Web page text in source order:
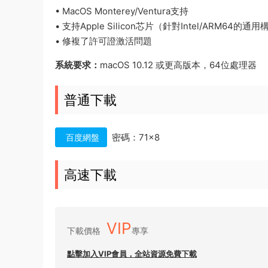
• MacOS Monterey/Ventura支持
• 支持Apple Silicon芯片（針對Intel/ARM64的通用構
• 修複了許可證激活問題
系統要求： macOS 10.12 或更高版本，64位處理器
普通下載
百度網盤 密碼：71×8
高速下載
下載價格 VIP專享
點擊加入VIP會員，全站資源免費下載